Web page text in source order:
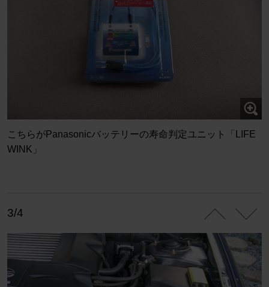
こちらがPanasonicバッテリーの寿命判定ユニット「LIFE
WINK」
3/4